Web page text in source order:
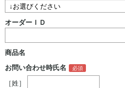
オーダーＩＤ
商品名
お問い合わせ時氏名
［姓］